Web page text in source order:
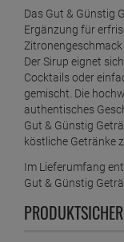
Das Gut & Günstig
Ergänzung für
Zitronengeschmack
Der Sirup eignet
Cocktails oder
gemischt. Die
authentisches
Gut & Günstig
köstliche Getränke
Im Lieferumfang
Gut & Günstig